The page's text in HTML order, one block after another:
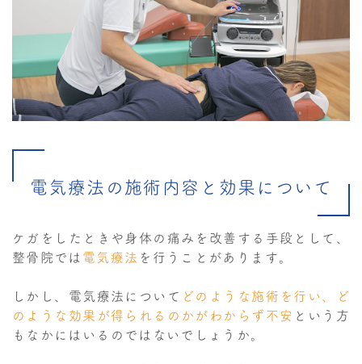
電気療法の施術内容と効果について
ケガをしたときや身体の痛みを改善する手段として、
整骨院では 電気療法 を行うことがあります。
しかし、電気療法について どのような施術を行い、ど
のような効果が得られるのかがわからず不安 という方
もなかにはいるのではないでしょうか。